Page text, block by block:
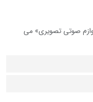
صوتی تصویری» می